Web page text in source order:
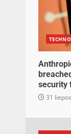
security
31